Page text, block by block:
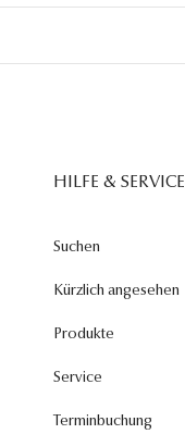
HILFE & SERVICE
Suchen
Kürzlich angesehen
Produkte
Service
Terminbuchung